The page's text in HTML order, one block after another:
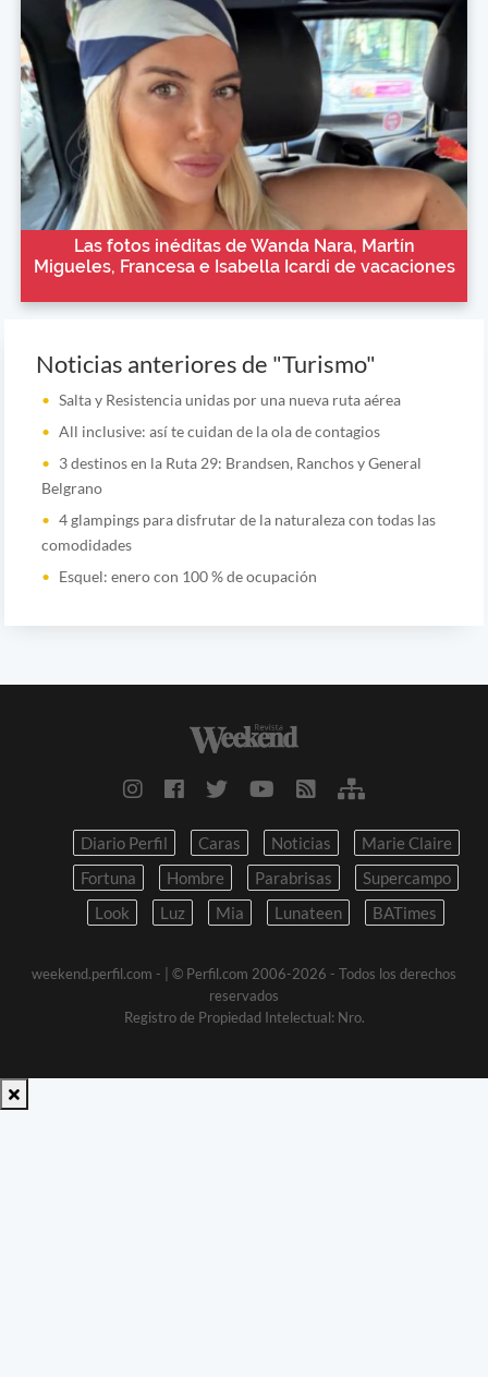
Las fotos inéditas de Wanda Nara, Martín
Migueles, Francesa e Isabella Icardi de vacaciones
Noticias anteriores de "Turismo"
Salta y Resistencia unidas por una nueva ruta aérea
All inclusive: así te cuidan de la ola de contagios
3 destinos en la Ruta 29: Brandsen, Ranchos y General
Belgrano
4 glampings para disfrutar de la naturaleza con todas las
comodidades
Esquel: enero con 100 % de ocupación
Diario Perfil Caras Noticias
Marie Claire
Fortuna
Hombre Parabrisas
Supercampo
Look
Luz Mia Lunateen BATimes
weekend.perfil.com -
| © Perfil.com 2006-2026 - Todos los derechos
reservados
Registro de Propiedad Intelectual: Nro.